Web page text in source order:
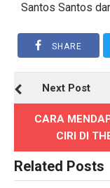
Santos Santos
SHARE
Next Post
CARA
CIRI DI
Related Posts